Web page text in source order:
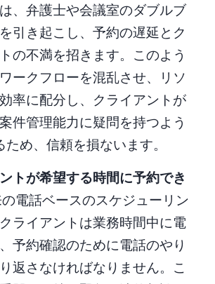
、弁護士や会議室のダブルブ
引き起こし、予約の遅延とク
の不満を招きます。このよう
ークフローを混乱させ、リソ
率に配分し、クライアントが
件管理能力に疑問を持つよう
ため、信頼を損ないます。
トが希望する時間に予約でき
の電話ベースのスケジューリン
ライアントは業務時間中に電
予約確認のために電話のやり
返さなければなりません。こ